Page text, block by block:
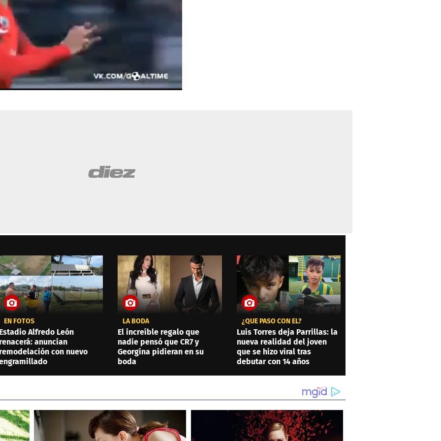
EN FOTOS
Estadio Alfredo León
renacerá: anuncian
remodelación con nuevo
LA BODA
El increíble regalo que
nadie pensó que CR7 y
Georgina pidieran en su
boda
¿QUÉ PASÓ CON ÉL?
Luis Torres deja Parrillas: la
nueva realidad del joven
que se hizo viral tras
debutar con 14 años